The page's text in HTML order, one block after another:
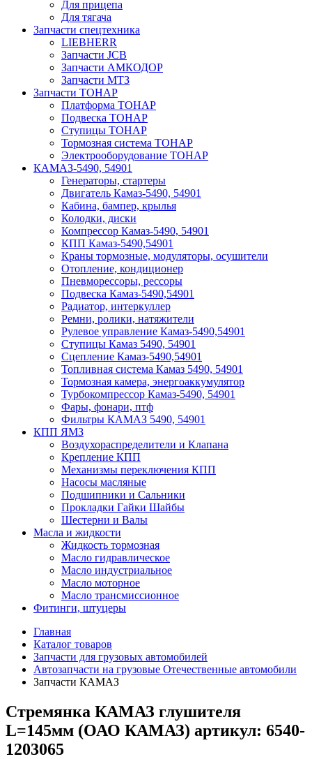
Для прицепа
Для тягача
Запчасти спецтехника
LIEBHERR
Запчасти JCB
Запчасти АМКОДОР
Запчасти МТЗ
Запчасти ТОНАР
Платформа ТОНАР
Подвеска ТОНАР
Ступицы ТОНАР
Тормозная система ТОНАР
Электрооборудование ТОНАР
КАМАЗ-5490, 54901
Генераторы, стартеры
Двигатель Камаз-5490, 54901
Кабина, бампер, крылья
Колодки, диски
Компрессор Камаз-5490, 54901
КПП Камаз-5490,54901
Краны тормозные, модуляторы, осушители
Отопление, кондиционер
Пневморессоры, рессоры
Подвеска Камаз-5490,54901
Радиатор, интеркуллер
Ремни, ролики, натяжители
Рулевое управление Камаз-5490,54901
Ступицы Камаз 5490, 54901
Сцепление Камаз-5490,54901
Топливная система Камаз 5490, 54901
Тормозная камера, энергоаккумулятор
Турбокомпрессор Камаз-5490, 54901
Фары, фонари, птф
Фильтры КАМАЗ 5490, 54901
КПП ЯМЗ
Воздухораспределители и Клапана
Крепление КПП
Механизмы переключения КПП
Насосы масляные
Подшипники и Сальники
Прокладки Гайки Шайбы
Шестерни и Валы
Масла и жидкости
Жидкость тормозная
Масло гидравлическое
Масло индустриальное
Масло моторное
Масло трансмиссионное
Фитинги, штуцеры
Главная
Каталог товаров
Запчасти для грузовых автомобилей
Автозапчасти на грузовые Отечественные автомобили
Запчасти КАМАЗ
Стремянка КАМАЗ глушителя
L=145мм (ОАО КАМАЗ) артикул: 6540-
1203065